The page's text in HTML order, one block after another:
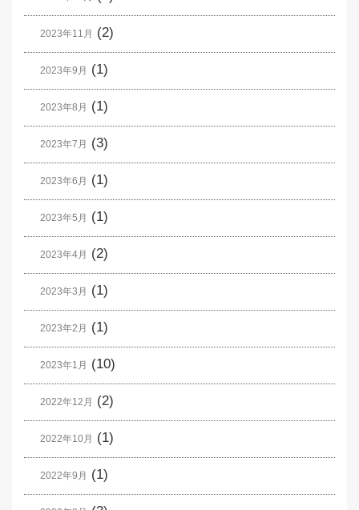
2023年11月 (2)
2023年9月 (1)
2023年8月 (1)
2023年7月 (3)
2023年6月 (1)
2023年5月 (1)
2023年4月 (2)
2023年3月 (1)
2023年2月 (1)
2023年1月 (10)
2022年12月 (2)
2022年10月 (1)
2022年9月 (1)